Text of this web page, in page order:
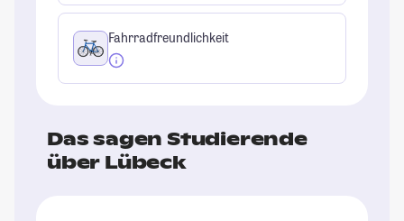
Fahrradfreundlichkeit
Das sagen Studierende
über Lübeck